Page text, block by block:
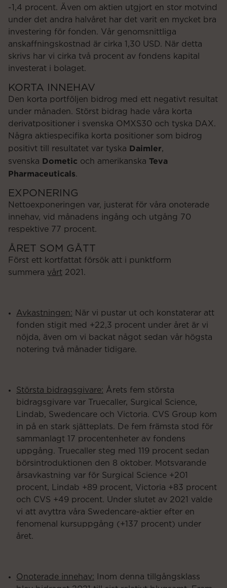
-1,4 procent. Även om aktien utgjort en stor motvind
under det andra halvåret har det varit en mycket bra
investering för fonden. Vår genomsnittliga
anskaffningskostnad är cirka 1,30 USD. När detta
skrivs har vi cirka två procent av fondens kapital
investerat i bolaget.
KORTA INNEHAV
Den korta portföljen bidrog med ett negativt resultat
under månaden. Störst bidrag hade våra korta
derivatpositioner i svenska OMXS30 och tyska DAX.
Några aktiespecifika korta positioner som bidrog
positivt till resultatet var tyska Daimler,
svenska Dometic och amerikanska Teva
Pharmaceuticals.
EXPONERING
Nettoexponeringen var, justerat för våra onoterade
innehav, vid månadens ingång och utgång 70
respektive 77 procent.
ÅRET SOM GÅTT
Först ett kortfattat försök att i punktform
summera vårt 2021.
Avkastningen: När vi pustar ut och konstaterar att
fonden stigit med +22,3 procent under året är vi
nöjda, även om vi backat något sedan vår högsta
notering två månader tidigare.
Största bidragsgivare: Årets fem största
bidragsgivare var Truecaller, Surgical Science,
Lindab, Swedencare och Victoria. CVS Group kom
in på en stark sjätteplats. De fem främsta stod för
sammanlagt 17 procentenheter av fondens
uppgång. Truecaller steg med 119 procent sedan
börsintroduktionen den 8 oktober. Motsvarande
årsavkastning var för Surgical Science +201
procent, Lindab +89 procent, Victoria +83 procent
och CVS +49 procent. Under slutet av 2021 valde
vi att avyttra våra Swedencare-aktier efter en
fenomenal kursuppgång (+137 procent) under
året.
Onoterade innehav: Inom denna tillgångsklass